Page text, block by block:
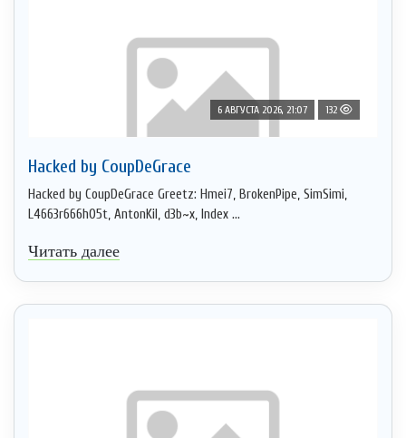
6 АВГУСТА 2026, 21:07 132
Hacked by CoupDeGrace
Hacked by CoupDeGrace Greetz: Hmei7, BrokenPipe, SimSimi,
L4663r666h05t, AntonKil, d3b~x, Index ...
Читать далее